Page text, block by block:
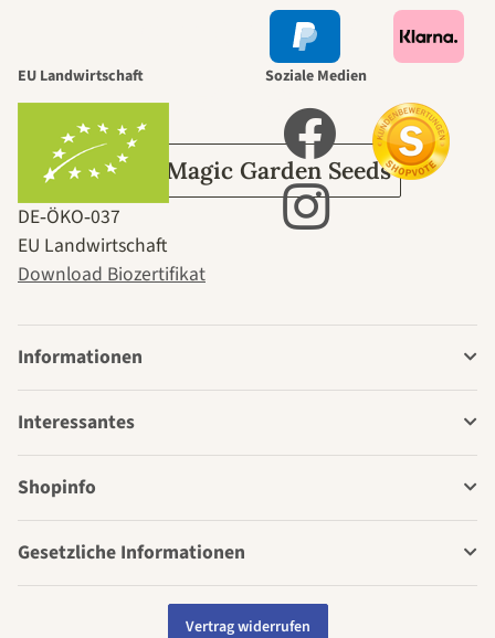
durch den
Garten
Über Magic Garden Seeds
EU Landwirtschaft
DE‑ÖKO‑037
EU Landwirtschaft
Download Biozertifikat
Soziale Medien
Informationen
Interessantes
Shopinfo
Gesetzliche Informationen
Vertrag widerrufen